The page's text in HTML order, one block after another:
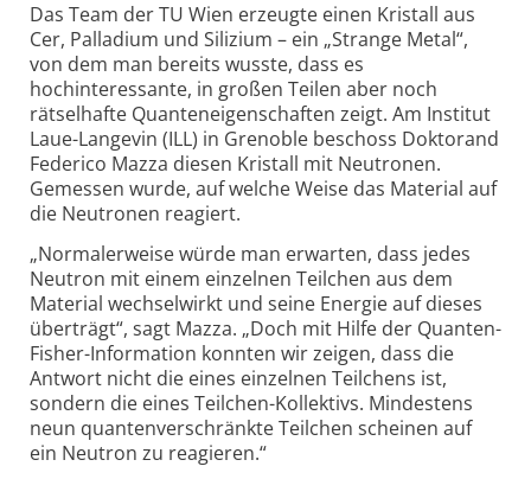
Das Team der TU Wien erzeugte einen Kristall aus
Cer, Palladium und Silizium – ein „Strange Metal“,
von dem man bereits wusste, dass es
hochinteressante, in großen Teilen aber noch
rätselhafte Quanteneigenschaften zeigt. Am Institut
Laue-Langevin (ILL) in Grenoble beschoss Doktorand
Federico Mazza diesen Kristall mit Neutronen.
Gemessen wurde, auf welche Weise das Material auf
die Neutronen reagiert.
„Normalerweise würde man erwarten, dass jedes
Neutron mit einem einzelnen Teilchen aus dem
Material wechselwirkt und seine Energie auf dieses
überträgt“, sagt Mazza. „Doch mit Hilfe der Quanten-
Fisher-Information konnten wir zeigen, dass die
Antwort nicht die eines einzelnen Teilchens ist,
sondern die eines Teilchen-Kollektivs. Mindestens
neun quantenverschränkte Teilchen scheinen auf
ein Neutron zu reagieren.“